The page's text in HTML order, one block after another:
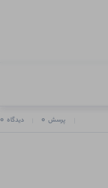
پرسش 0 دیدگاه 0